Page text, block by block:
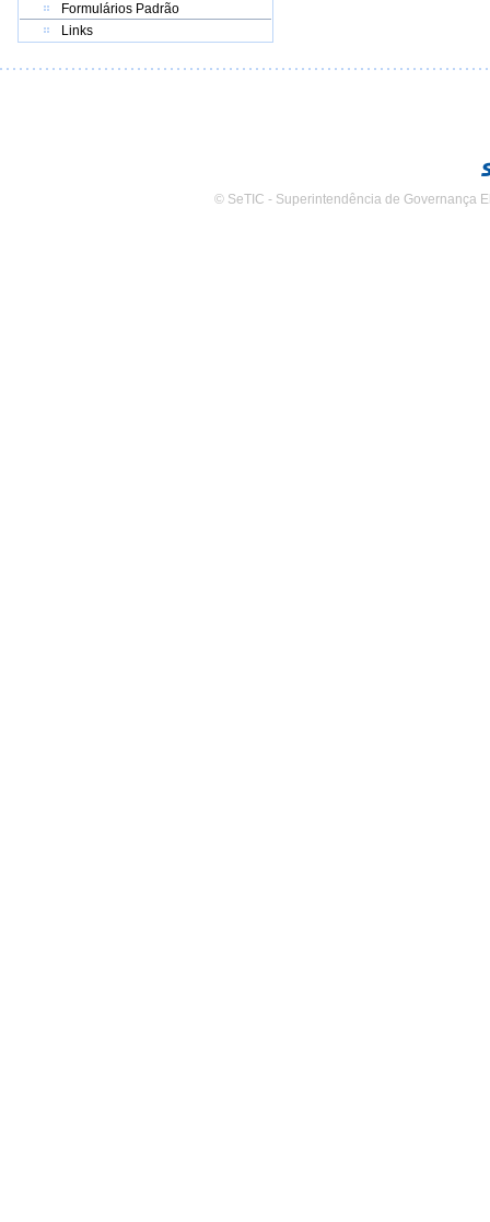
Formulários Padrão
Links
© SeTIC - Superintendência de Governança